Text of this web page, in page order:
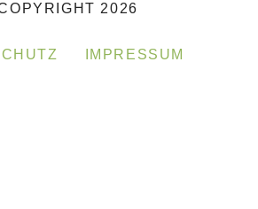
2026
IMPRESSUM